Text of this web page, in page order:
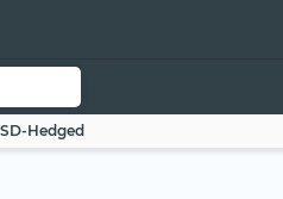
Hedged